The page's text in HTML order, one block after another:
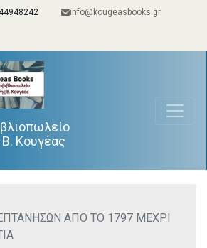
info@kougeasbooks.gr
Κουγέας
ΑΠΟ ΤΟ 1797 ΜΕΧΡΙ